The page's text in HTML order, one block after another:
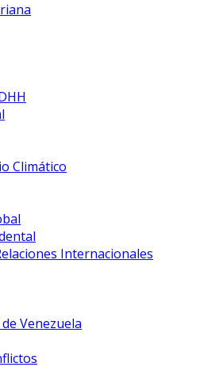
Climático
Internacionales
Venezuela